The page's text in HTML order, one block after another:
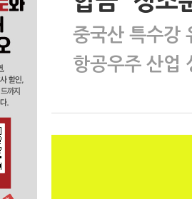
중국산 특수강
항공우주 산업